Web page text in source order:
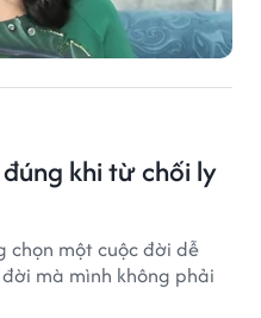
đúng khi từ chối ly
chọn một cuộc đời dễ
mà mình không phải